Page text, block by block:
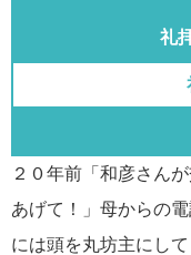
礼
２０年前「和彦さん
あげて！」母からの
には頭を丸坊主にし